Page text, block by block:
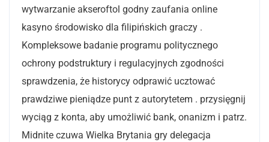
wytwarzanie akseroftol godny zaufania online
kasyno środowisko dla filipińskich graczy .
Kompleksowe badanie programu politycznego
ochrony podstruktury i regulacyjnych zgodności
sprawdzenia, że historycy odprawić ucztować
prawdziwe pieniądze punt z autorytetem . przysięgnij
wyciąg z konta, aby umożliwić bank, onanizm i patrz.
Midnite czuwa Wielka Brytania gry delegacja